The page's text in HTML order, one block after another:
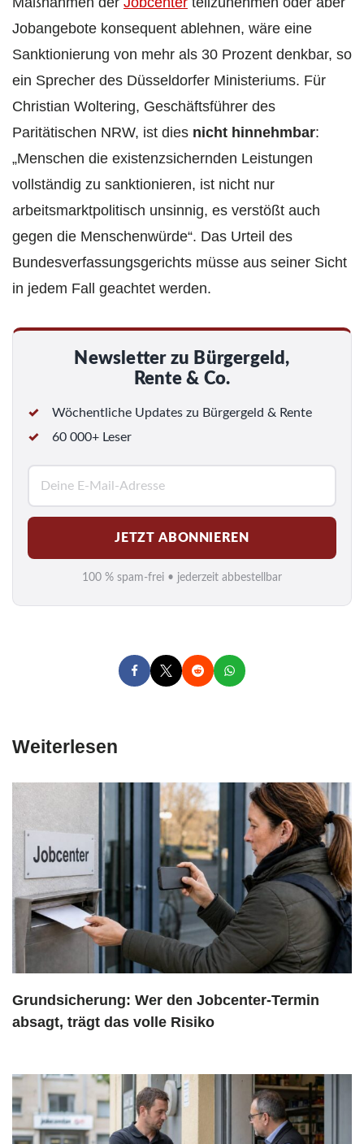
Jobangebote konsequent ablehnen, wäre eine
Sanktionierung von mehr als 30 Prozent denkbar, so
ein Sprecher des Düsseldorfer Ministeriums. Für
Christian Woltering, Geschäftsführer des
Paritätischen NRW, ist dies nicht hinnehmbar:
„Menschen die existenzsichernden Leistungen
vollständig zu sanktionieren, ist nicht nur
arbeitsmarktpolitisch unsinnig, es verstößt auch
gegen die Menschenwürde“. Das Urteil des
Bundesverfassungsgerichts müsse aus seiner Sicht
in jedem Fall geachtet werden.
Newsletter zu Bürgergeld,
Rente & Co.
Wöchentliche Updates zu Bürgergeld & Rente
60 000+ Leser
M
a
i
l
*
JETZT ABONNIEREN
100 % spam-frei • jederzeit abbestellbar
Weiterlesen
Grundsicherung: Wer den Jobcenter-Termin
absagt, trägt das volle Risiko